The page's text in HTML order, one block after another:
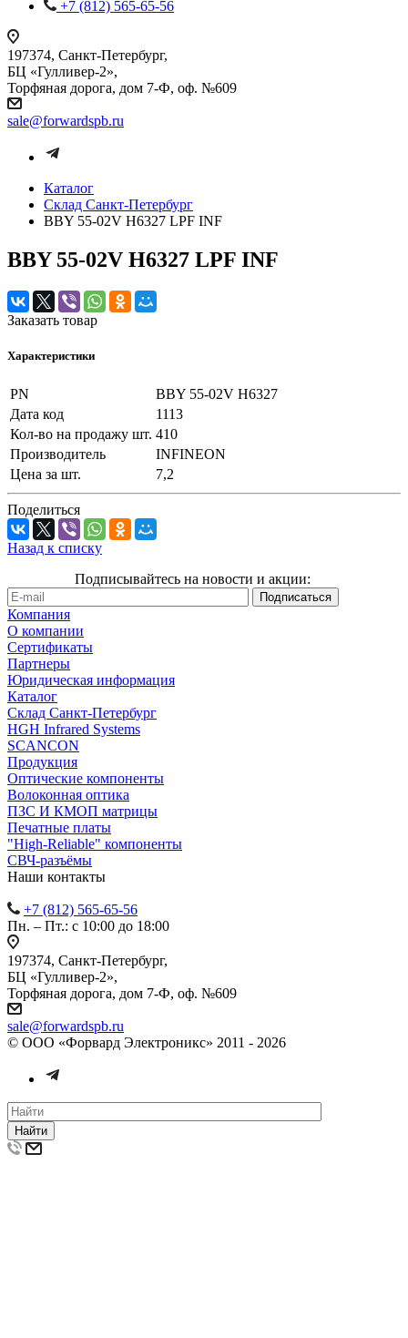
+7 (812) 565-65-56
197374, Санкт-Петербург,
БЦ «Гулливер-2»,
Торфяная дорога, дом 7-Ф, оф. №609
sale@forwardspb.ru
Каталог
Cклад Санкт-Петербург
BBY 55-02V H6327 LPF INF
BBY 55-02V H6327 LPF INF
Заказать товар
Характеристики
PN
BBY 55-02V H6327
Дата код
1113
Кол-во на продажу шт. 410
Производитель
INFINEON
Цена за шт.
7,2
Поделиться
Назад к списку
Подписывайтесь на новости и акции:
Компания
О компании
Сертификаты
Партнеры
Юридическая информация
Каталог
Cклад Санкт-Петербург
HGH Infrared Systems
SCANCON
Продукция
Оптические компоненты
Волоконная оптика
ПЗС И КМОП матрицы
Печатные платы
"High-Reliable" компоненты
СВЧ-разъёмы
Наши контакты
+7 (812) 565-65-56
Пн. – Пт.: с 10:00 до 18:00
197374, Санкт-Петербург,
БЦ «Гулливер-2»,
Торфяная дорога, дом 7-Ф, оф. №609
sale@forwardspb.ru
© ООО «Форвард Электроникс» 2011 - 2026
Найти